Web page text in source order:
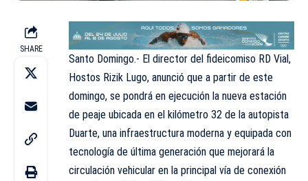
SHARE
Santo Domingo.- El director del fideicomiso RD Vial,
Hostos Rizik Lugo, anunció que a partir de este
domingo, se pondrá en ejecución la nueva estación
de peaje ubicada en el kilómetro 32 de la autopista
Duarte, una infraestructura moderna y equipada con
tecnología de última generación que mejorará la
circulación vehicular en la principal vía de conexión